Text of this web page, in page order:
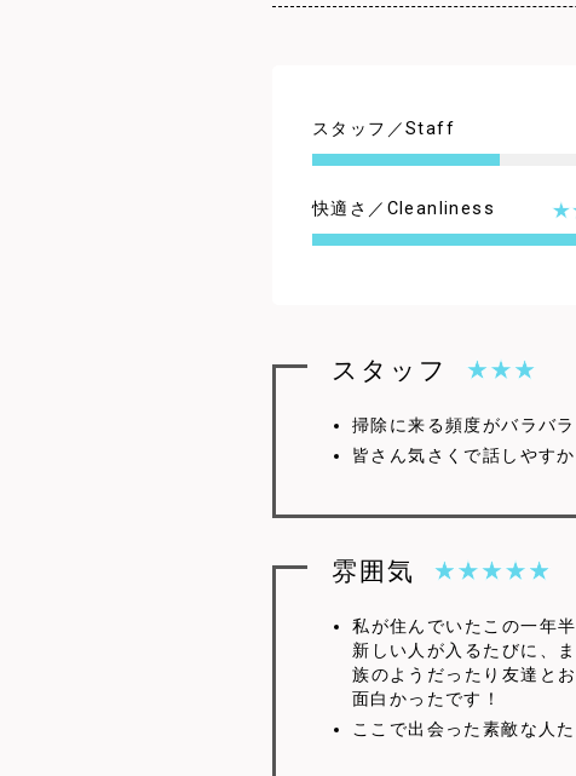
スタッフ／Staff
快適さ／Cleanliness
スタッフ
掃除に来る頻度がバラバ
皆さん気さくで話しやすか
雰囲気
私が住んでいたこの一年
新しい人が入るたびに、
族のようだったり友達と
面白かったです！
ここで出会った素敵な人